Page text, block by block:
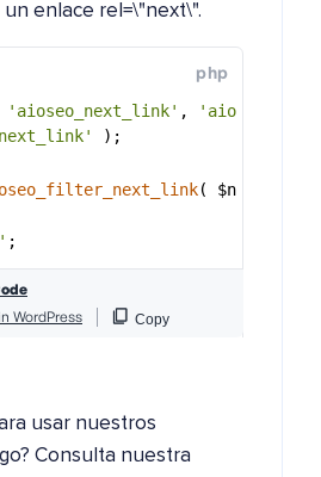
enlace rel=\"next\".
usar nuestros
Consulta nuestra